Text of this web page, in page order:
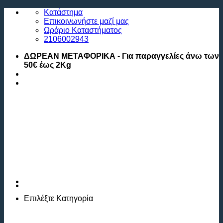
Μετάβαση
περιεχόμενο
Κατάστημα
Επικοινωνήστε μαζί μας
Ωράριο Καταστήματος
2106002943
ΔΩΡΕΑΝ ΜΕΤΑΦΟΡΙΚΑ - Για παραγγελίες άνω των
50€ έως 2Kg
Επιλέξτε Κατηγορία